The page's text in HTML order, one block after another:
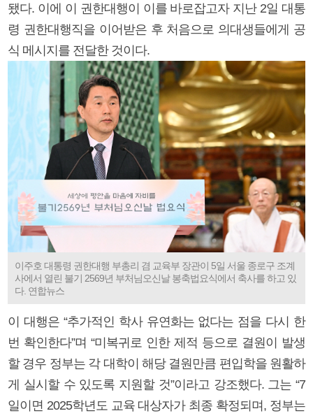
됐다. 이에 이 권한대행이 이를 바로잡고자 지난 2일 대통
령 권한대행직을 이어받은 후 처음으로 의대생들에게 공
식 메시지를 전달한 것이다.
이주호 대통령 권한대행 부총리 겸 교육부 장관이 5일 서울 종로구 조계
사에서 열린 불기 2569년 부처님오신날 봉축법요식에서 축사를 하고 있
다. 연합뉴스
이 대행은 “추가적인 학사 유연화는 없다는 점을 다시 한
번 확인한다”며 “미복귀로 인한 제적 등으로 결원이 발생
할 경우 정부는 각 대학이 해당 결원만큼 편입학을 원활하
게 실시할 수 있도록 지원할 것”이라고 강조했다. 그는 “7
일이면 2025학년도 교육 대상자가 최종 확정되며, 정부는